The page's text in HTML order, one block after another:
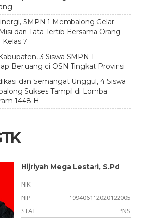
SMPN 1 Membalong Gelar
dan Tata Tertib Bersama Orang
Kelas 7
3 Siswa SMPN 1
Berjuang di OSN Tingkat Provinsi
dan Semangat Unggul, 4 Siswa
Sukses Tampil di Lomba
1448 H
Hijriyah Mega Lestari, S.Pd
NIK
-
NIP
199406112020122005
STAT
PNS